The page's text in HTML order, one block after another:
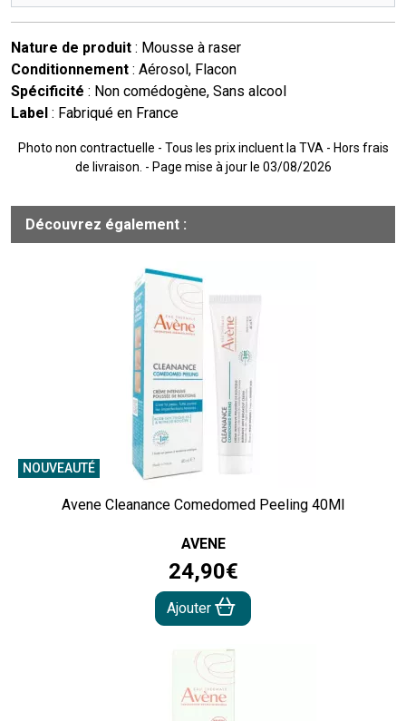
Nature de produit : Mousse à raser
Conditionnement : Aérosol, Flacon
Spécificité : Non comédogène, Sans alcool
Label : Fabriqué en France
Photo non contractuelle - Tous les prix incluent la TVA - Hors frais
de livraison. - Page mise à jour le 03/08/2026
Découvrez également :
NOUVEAUTÉ
Avene Cleanance Comedomed Peeling 40Ml
AVENE
24,90€
Ajouter